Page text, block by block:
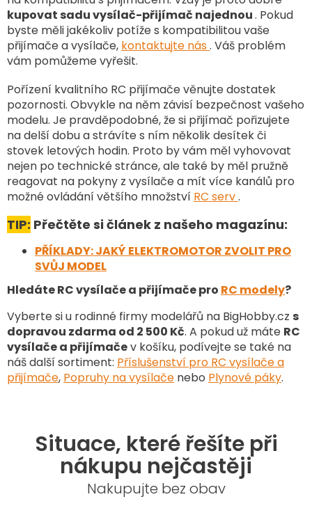
kupovat sadu vysílač-přijímač najednou. Pokud
byste měli jakékoliv potíže s kompatibilitou vaše
přijímače a vysílače, kontaktujte nás. Váš problém
vám pomůžeme vyřešit.
Pořízení kvalitního RC přijímače věnujte dostatek
pozornosti. Obvykle na něm závisí bezpečnost vašeho
modelu. Je pravděpodobné, že si přijímač pořizujete
na delší dobu a strávíte s ním několik desítek či
stovek letových hodin. Proto by vám měl vyhovovat
nejen po technické stránce, ale také by měl pružně
reagovat na pokyny z vysílače a mít více kanálů pro
možné ovládání většího množství RC serv.
TIP: Přečtěte si článek z našeho magazínu:
PŘÍKLADY: JAKÝ ELEKTROMOTOR ZVOLIT PRO
SVŮJ MODEL
Hledáte RC vysílače a přijímače pro RC modely?
Vyberte si u rodinné firmy modelářů na BigHobby.cz s
dopravou zdarma od 2 500 Kč. A pokud už máte RC
vysílače a přijímačev košíku, podívejte se také na
náš další sortiment: Příslušenství pro RC vysílače a
přijímače, Popruhy na vysílače nebo Plynové páky.
Situace, které řešíte při
nákupu nejčastěji
Nakupujte bez obav